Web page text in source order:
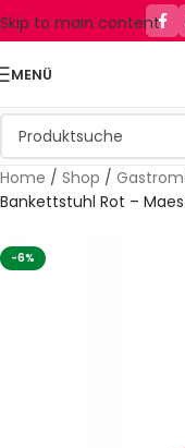
Skip to main content
MENÜ
Home / Shop /
Bankettstuhl Rot –
-6%